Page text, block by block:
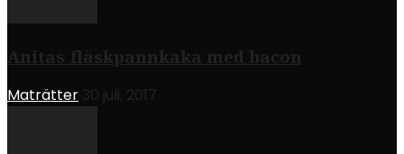
Anitas fläskpannkaka med bacon
Maträtter 30 juli, 2017